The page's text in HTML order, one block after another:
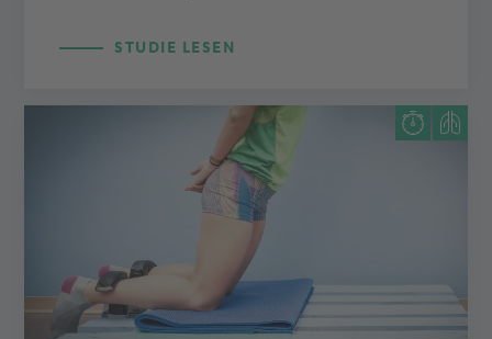
STUDIE LESEN